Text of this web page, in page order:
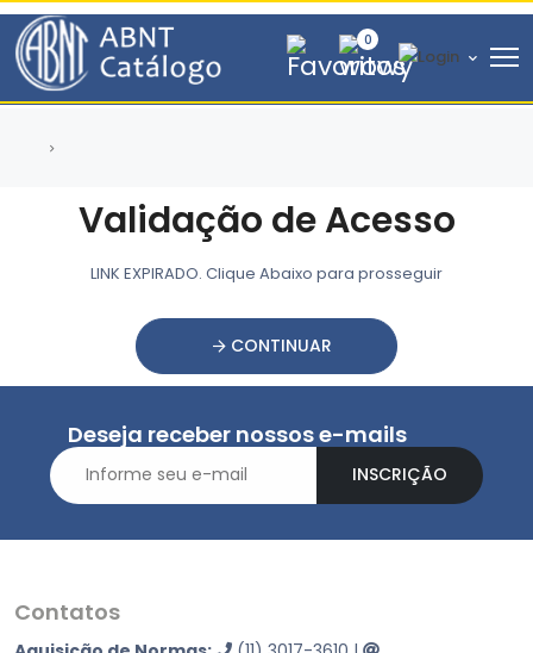
0
Validação de Acesso
LINK EXPIRADO. Clique Abaixo para prosseguir
CONTINUAR
Deseja receber nossos e-mails
INSCRIÇÃO
Contatos